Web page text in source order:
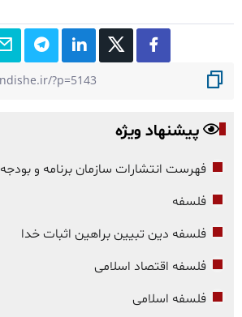
پیشنهاد ویژه
فهرست انتشارات سازمان برنامه و بودجه
فلسفه
فلسفه دین تبیین براهین اثبات خدا
فلسفه اقتصاد اسلامی
فلسفه اسلامی